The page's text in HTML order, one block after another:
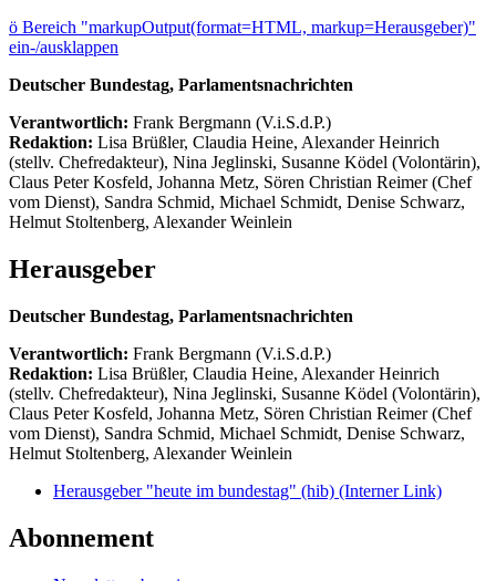
ö Bereich "markupOutput(format=HTML, markup=Herausgeber)"
ein-/ausklappen
Deutscher Bundestag, Parlamentsnachrichten
Verantwortlich: Frank Bergmann (V.i.S.d.P.)
Redaktion: Lisa Brüßler, Claudia Heine, Alexander Heinrich
(stellv. Chefredakteur), Nina Jeglinski, Susanne Ködel (Volontärin),
Claus Peter Kosfeld, Johanna Metz, Sören Christian Reimer (Chef
vom Dienst), Sandra Schmid, Michael Schmidt, Denise Schwarz,
Helmut Stoltenberg, Alexander Weinlein
Herausgeber
Deutscher Bundestag, Parlamentsnachrichten
Verantwortlich: Frank Bergmann (V.i.S.d.P.)
Redaktion: Lisa Brüßler, Claudia Heine, Alexander Heinrich
(stellv. Chefredakteur), Nina Jeglinski, Susanne Ködel (Volontärin),
Claus Peter Kosfeld, Johanna Metz, Sören Christian Reimer (Chef
vom Dienst), Sandra Schmid, Michael Schmidt, Denise Schwarz,
Helmut Stoltenberg, Alexander Weinlein
Herausgeber "heute im bundestag" (hib) (Interner Link)
Abonnement